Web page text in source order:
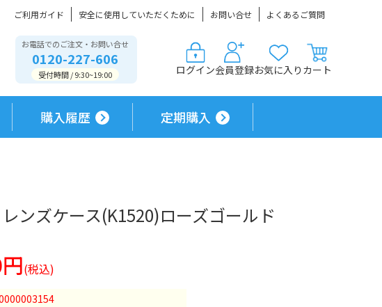
ご利用ガイド 安全に使用していただくために お問い合せ よくあるご質問
お電話でのご注文・お問い合せ
0120-227-606
受付時間 / 9:30~19:00 ログイン会員登録お気に入り カート
購入履歴 定期購入
ンズケース(K1520)ローズゴールド